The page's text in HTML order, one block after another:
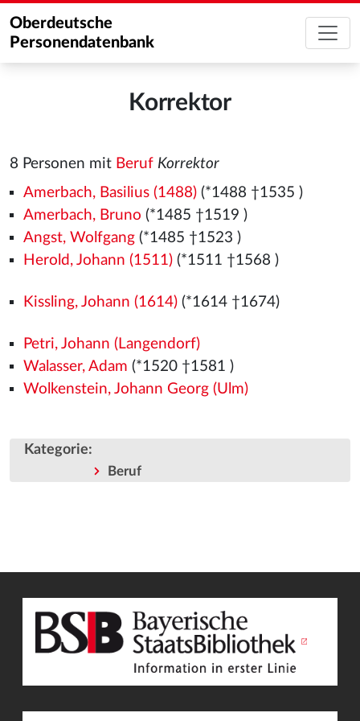
Oberdeutsche
Personendatenbank
Korrektor
8 Personen mit Beruf Korrektor
Amerbach, Basilius (1488)(*1488 †1535 )
Amerbach, Bruno (*1485 †1519 )
Angst, Wolfgang(*1485 †1523 )
Herold, Johann (1511)(*1511 †1568 )
Kissling, Johann (1614)(*1614 †1674)
Petri, Johann (Langendorf)
Walasser, Adam (*1520 †1581 )
Wolkenstein, Johann Georg (Ulm)
Kategorie:
Beruf